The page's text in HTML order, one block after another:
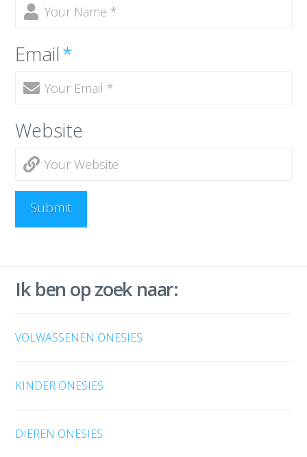
Email*
Website
Ik ben op zoek naar:
VOLWASSENEN ONESIES
KINDER ONESIES
DIEREN ONESIES